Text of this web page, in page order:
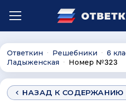
Ответкин ∙ Решебники ∙ 6
Ладыженская ∙ Номер №323
НАЗАД К СОДЕРЖАНИЮ